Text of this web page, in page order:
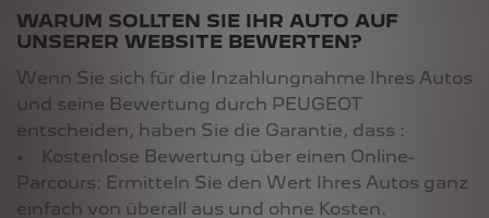
WARUM SOLLTEN SIE IHR AUTO AUF
UNSERER WEBSITE BEWERTEN?
Wenn Sie sich für die Inzahlungnahme Ihres Autos
und seine Bewertung durch PEUGEOT
entscheiden, haben Sie die Garantie, dass :
• Kostenlose Bewertung über einen Online-
Parcours: Ermitteln Sie den Wert Ihres Autos ganz
einfach von überall aus und ohne Kosten.